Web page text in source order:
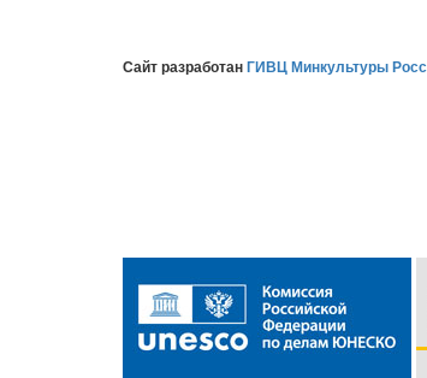
Сайт разработанГИВЦ Минкультуры